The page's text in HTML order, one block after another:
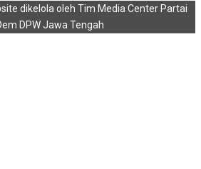
dikelola oleh Tim Media Center Partai
DPW Jawa Tengah